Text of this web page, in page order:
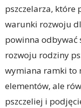
pszczelarza,
warunki rozwoju
powinna odbywać
rozwoju rodziny
wymiana ramki to
elementów, ale
pszczeliej i